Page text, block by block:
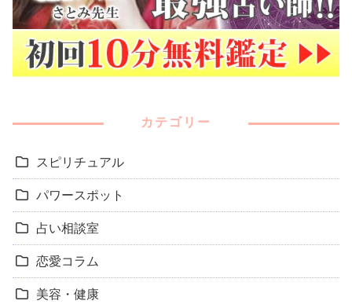
カテゴリー
スピリチュアル
パワースポット
占い相談室
恋愛コラム
美容・健康